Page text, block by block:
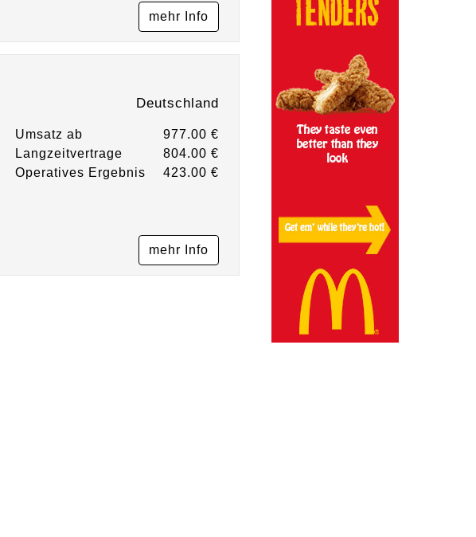
mehr Info
Deutschland
Umsatz ab
977.00 €
Langzeitvertrage
804.00 €
Operatives Ergebnis
423.00 €
mehr Info